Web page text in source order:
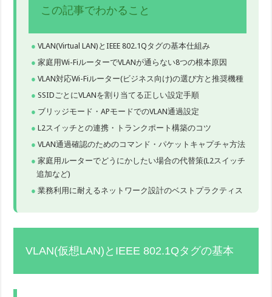
この記事でわかること
VLAN(Virtual LAN)とIEEE 802.1Qタグの基本仕組み
家庭用Wi-FiルーターでVLANが通らない8つの根本原因
VLAN対応Wi-Fiルーター(ビジネス向け)の選び方と推奨機種
SSIDごとにVLANを割り当てる正しい設定手順
ブリッジモード・APモードでのVLAN通過設定
L2スイッチとの連携・トランクポート構築のコツ
VLAN通過確認のためのコマンド・パケットキャプチャ方法
家庭用ルーターでどうにかしたい場合の代替策(L2スイッチ
追加など)
業務利用に耐えるネットワーク設計のベストプラクティス
VLAN(仮想LAN)とIEEE 802.1Qタグの基本